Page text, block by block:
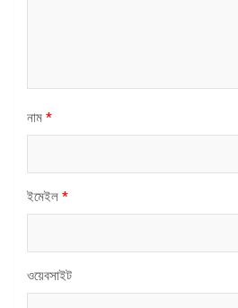
নাম *
ইমেইল *
ওয়েবসাইট